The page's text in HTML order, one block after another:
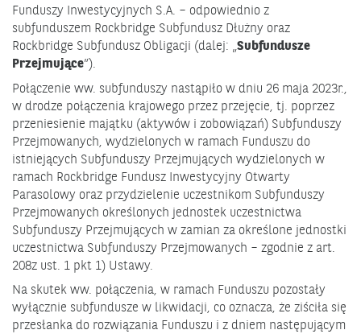
Funduszy Inwestycyjnych S.A. – odpowiednio z
subfunduszem Rockbridge Subfundusz Dłużny oraz
Rockbridge Subfundusz Obligacji (dalej: „Subfundusze
Przejmujące”).
Połączenie ww. subfunduszy nastąpiło w dniu 26 maja 2023r.,
w drodze połączenia krajowego przez przejęcie, tj. poprzez
przeniesienie majątku (aktywów i zobowiązań) Subfunduszy
Przejmowanych, wydzielonych w ramach Funduszu do
istniejących Subfunduszy Przejmujących wydzielonych w
ramach Rockbridge Fundusz Inwestycyjny Otwarty
Parasolowy oraz przydzielenie uczestnikom Subfunduszy
Przejmowanych określonych jednostek uczestnictwa
Subfunduszy Przejmujących w zamian za określone jednostki
uczestnictwa Subfunduszy Przejmowanych – zgodnie z art.
208z ust. 1 pkt 1) Ustawy.
Na skutek ww. połączenia, w ramach Funduszu pozostały
wyłącznie subfundusze w likwidacji, co oznacza, że ziściła się
przesłanka do rozwiązania Funduszu i z dniem następującym